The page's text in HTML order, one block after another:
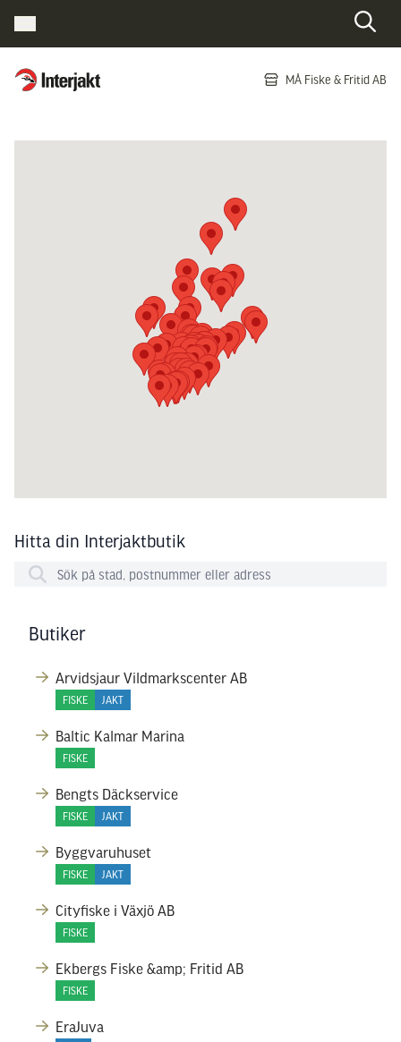
Interjakt SE MÅ Fiske & Fritid AB
Hitta din Interjaktbutik
Butiker
Arvidsjaur Vildmarkscenter AB
FISKE JAKT
Baltic Kalmar Marina
FISKE
Bengts Däckservice
FISKE JAKT
Byggvaruhuset
FISKE JAKT
Cityfiske i Växjö AB
FISKE
Ekbergs Fiske &amp; Fritid AB
FISKE
EraJuva